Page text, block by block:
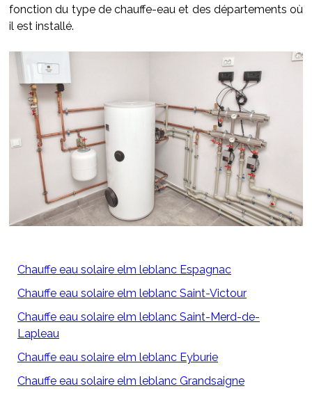
fonction du type de chauffe-eau et des départements où
il est installé.
Chauffe eau solaire elm leblanc Espagnac
Chauffe eau solaire elm leblanc Saint-Victour
Chauffe eau solaire elm leblanc Saint-Merd-de-
Lapleau
Chauffe eau solaire elm leblanc Eyburie
Chauffe eau solaire elm leblanc Grandsaigne